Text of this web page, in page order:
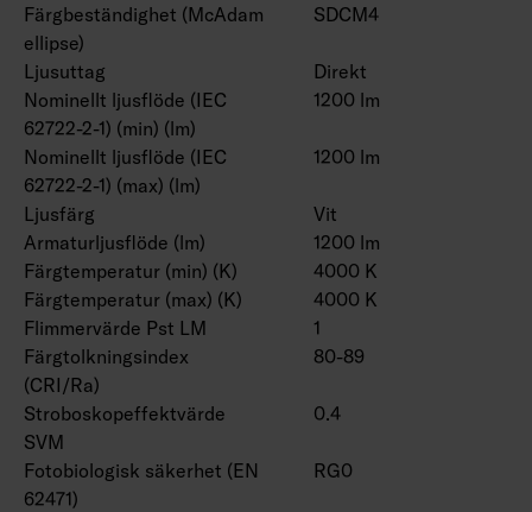
Färgbeständighet (McAdam
ellipse)
SDCM4
Ljusuttag
Direkt
Nominellt ljusflöde (IEC
62722-2-1) (min) (lm)
1200 lm
Nominellt ljusflöde (IEC
62722-2-1) (max) (lm)
1200 lm
Ljusfärg
Vit
Armaturljusflöde (lm)
1200 lm
Färgtemperatur (min) (K)
4000 K
Färgtemperatur (max) (K)
4000 K
Flimmervärde Pst LM
1
Färgtolkningsindex
(CRI/Ra)
80-89
Stroboskopeffektvärde
SVM
0.4
Fotobiologisk säkerhet (EN
62471)
RG0